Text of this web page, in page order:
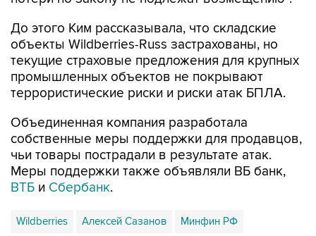
До этого Ким рассказывала, что складские
объекты Wildberries-Russ застрахованы, но
текущие страховые предложения для крупных
промышленных объектов не покрывают
террористические риски и риски атак БПЛА.
Объединенная компания разработала
собственные меры поддержки для продавцов,
чьи товары пострадали в результате атак.
Меры поддержки также объявляли ВБ банк,
ВТБ и Сбербанк.
Wildberries Алексей Сазанов Минфин РФ